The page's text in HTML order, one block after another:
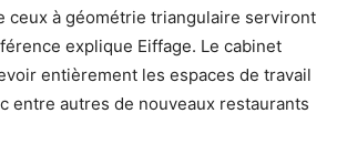
ceux à géométrie triangulaire serviront
explique Eiffage. Le cabinet
entièrement les espaces de travail
entre autres de nouveaux restaurants